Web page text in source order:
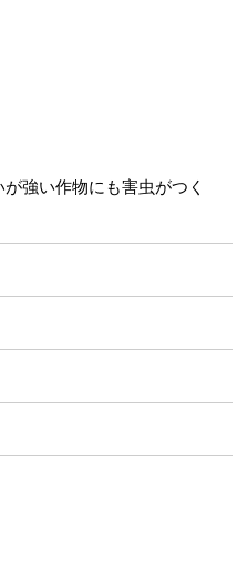
強い作物にも害虫がつく